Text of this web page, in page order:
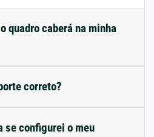
quadro caberá na minha
correto?
se configurei o meu